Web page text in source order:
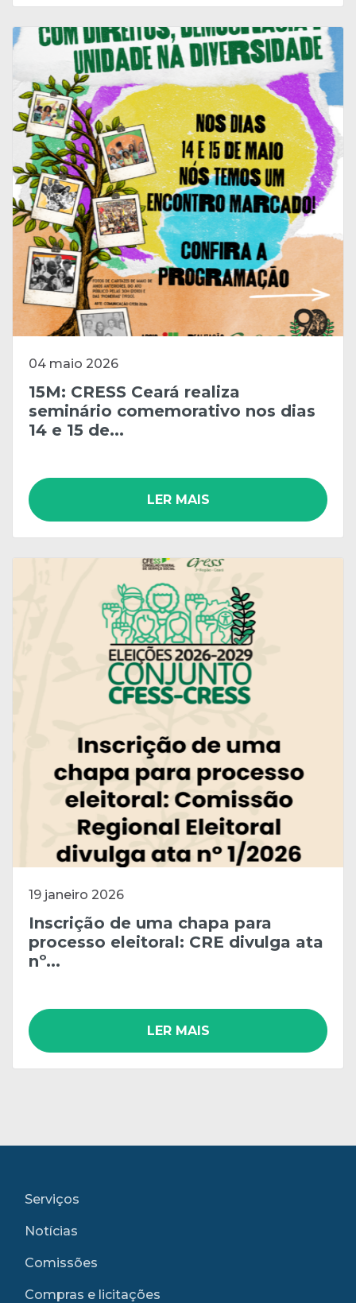
04 maio 2026
15M: CRESS Ceará realiza
seminário comemorativo nos dias
14 e 15 de...
LER MAIS
19 janeiro 2026
Inscrição de uma chapa para
processo eleitoral: CRE divulga ata
nº...
LER MAIS
Serviços
Notícias
Comissões
Compras e licitações